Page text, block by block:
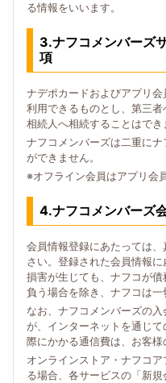
る情報をいいます。
3.ナフコメンバーズ
項
ナデポカードおよびアプリ
利用できるものとし、第三者
相続人へ相続することはでき
ナフコメンバーズは二重に
ができません。
※オフライン会員はアプリ会
4.ナフコメンバーズ
会員情報登録にあたっては
さい。登録された会員情報に
損害が生じても、ナフコが
負う場合を除き、ナフコは一
なお、ナフコメンバーズの
が、インターネットを通じ
際にかかる通信費は、お客様
オンラインストア・ナフコ
る場合、各サービスの「新